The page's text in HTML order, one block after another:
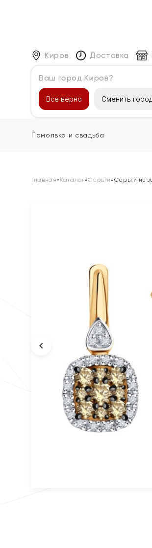
Киров
Ваш город Киров?
Все верно Сменить город
Доставка
Каталог
Помолвка и свадьба
Главная» Каталог»Серьги »Серьги из